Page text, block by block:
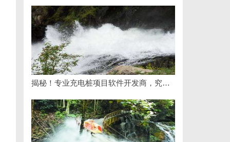
揭秘！专业充电桩项目软件开发商，究竟藏着哪些行业秘诀？